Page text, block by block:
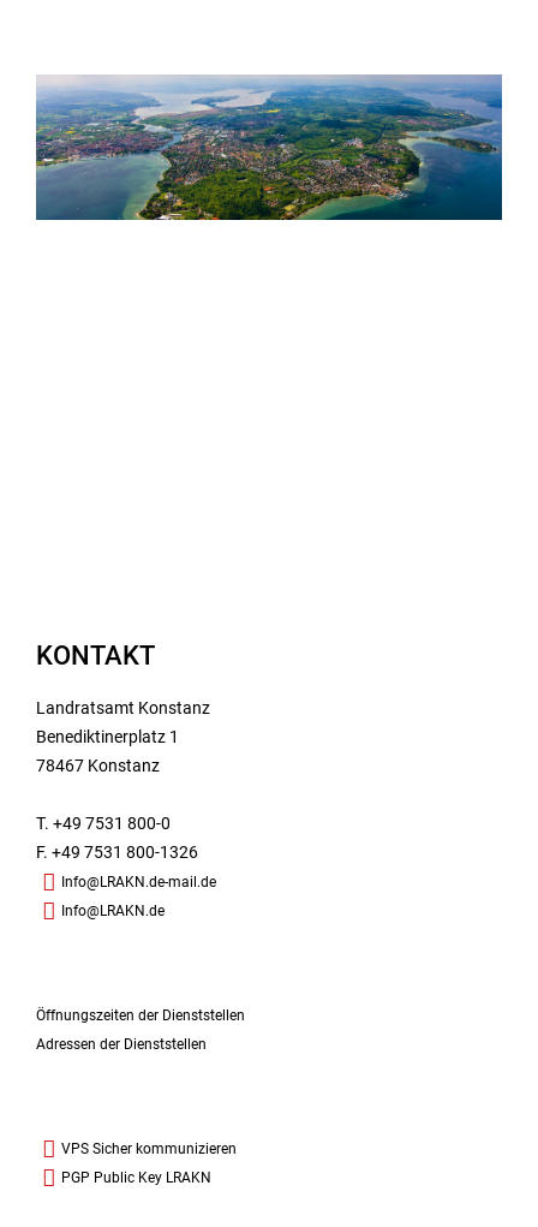
KONTAKT
Landratsamt Konstanz
Benediktinerplatz 1
78467 Konstanz
T. +49 7531 800-0
F. +49 7531 800-1326
Info@LRAKN.de-mail.de
Info@LRAKN.de
Öffnungszeiten der Dienststellen
Adressen der Dienststellen
VPS Sicher kommunizieren
PGP Public Key LRAKN